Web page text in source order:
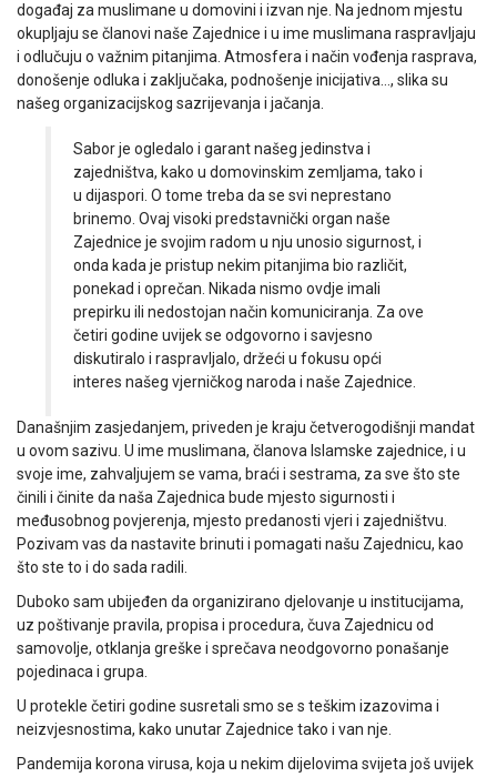
događaj za muslimane u domovini i izvan nje. Na jednom mjestu
okupljaju se članovi naše Zajednice i u ime muslimana raspravljaju
i odlučuju o važnim pitanjima. Atmosfera i način vođenja rasprava,
donošenje odluka i zaključaka, podnošenje inicijativa…, slika su
našeg organizacijskog sazrijevanja i jačanja.
Sabor je ogledalo i garant našeg jedinstva i
zajedništva, kako u domovinskim zemljama, tako i
u dijaspori. O tome treba da se svi neprestano
brinemo. Ovaj visoki predstavnički organ naše
Zajednice je svojim radom u nju unosio sigurnost, i
onda kada je pristup nekim pitanjima bio različit,
ponekad i oprečan. Nikada nismo ovdje imali
prepirku ili nedostojan način komuniciranja. Za ove
četiri godine uvijek se odgovorno i savjesno
diskutiralo i raspravljalo, držeći u fokusu opći
interes našeg vjerničkog naroda i naše Zajednice.
Današnjim zasjedanjem, priveden je kraju četverogodišnji mandat
u ovom sazivu. U ime muslimana, članova Islamske zajednice, i u
svoje ime, zahvaljujem se vama, braći i sestrama, za sve što ste
činili i činite da naša Zajednica bude mjesto sigurnosti i
međusobnog povjerenja, mjesto predanosti vjeri i zajedništvu.
Pozivam vas da nastavite brinuti i pomagati našu Zajednicu, kao
što ste to i do sada radili.
Duboko sam ubijeđen da organizirano djelovanje u institucijama,
uz poštivanje pravila, propisa i procedura, čuva Zajednicu od
samovolje, otklanja greške i sprečava neodgovorno ponašanje
pojedinaca i grupa.
U protekle četiri godine susretali smo se s teškim izazovima i
neizvjesnostima, kako unutar Zajednice tako i van nje.
Pandemija korona virusa, koja u nekim dijelovima svijeta još uvijek